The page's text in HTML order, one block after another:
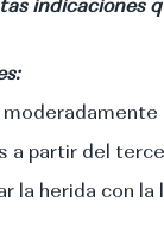
indicaciones
a partir del
la herida con la